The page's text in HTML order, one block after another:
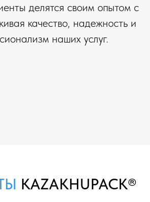
делятся своим опытом с
качество, надежность и
наших услуг.
KAZAKHUPACK®